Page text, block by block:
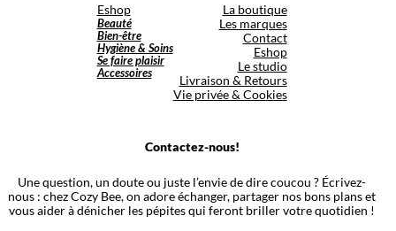
Eshop
Beauté
Bien-être
Hygiène & Soins
Se faire plaisir
Accessoires
La boutique
Les marques
Contact
Eshop
Le studio
Livraison & Retours
Vie privée & Cookies
Contactez-nous!
Une question, un doute ou juste l’envie de dire coucou ? Écrivez-
nous : chez Cozy Bee, on adore échanger, partager nos bons plans et
vous aider à dénicher les pépites qui feront briller votre quotidien !